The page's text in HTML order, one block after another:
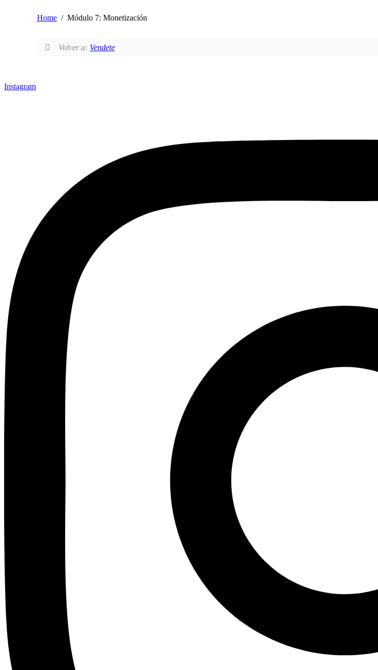
Home Módulo 7: Monetización
Volver a: Vendete
Instagram